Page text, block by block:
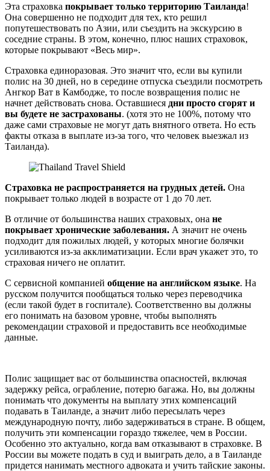
Эта страховка покрывает только территорию Таиланда!
Она совершенно не подходит для тех, кто решил
попутешествовать по Азии, или съездить на экскурсию в
соседние страны. В этом, конечно, плюс наших страховок,
которые покрывают «Весь мир».
Страховка единоразовая. Это значит что, если вы купили
полис на 30 дней, но в середине отпуска съездили посмотреть
Ангкор Ват в Камбодже, то после возвращения полис не
начнет действовать снова. Оставшиеся дни просто сгорят и
вы будете не застрахованы. (хотя это не 100%, потому что
даже сами страховые не могут дать внятного ответа. Но есть
факты отказа в выплате из-за того, что человек выезжал из
Таиланда).
Страховка не распространяется на грудных детей. Она
покрывает только людей в возрасте от 1 до 70 лет.
В отличие от большинства наших страховых, она не
покрывает хронические заболевания. А значит не очень
подходит для пожилых людей, у которых многие болячки
усиливаются из-за акклиматизации. Если врач укажет это, то
страховая ничего не оплатит.
C сервисной компанией общение на английском языке. На
русском получится пообщаться только через переводчика
(если такой будет в госпитале). Соответственно вы должны
его понимать на базовом уровне, чтобы выполнять
рекомендации страховой и предоставить все необходимые
данные.
Полис защищает вас от большинства опасностей, включая
задержку рейса, ограбление, потерю багажа. Но, вы должны
понимать что документы на выплату этих компенсаций
подавать в Таиланде, а значит либо пересылать через
международную почту, либо задерживаться в стране. В общем,
получить эти компенсации гораздо тяжелее, чем в России.
Особенно это актуально, когда вам отказывают в страховке. В
России вы можете подать в суд и выиграть дело, а в Таиланде
придется нанимать местного адвоката и учить тайские законы.